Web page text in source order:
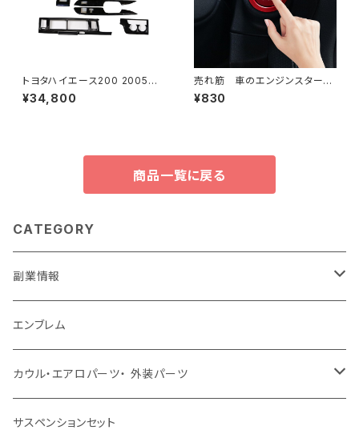
トヨタハイエース200 2005～2
013 右ハンドル用 インサイドパ
ネル グロスブラックスタイル 車
¥34,800
売れ筋 車のエンジンスタート
ストップスイッチ 保護装飾ステッ
カー スバルインプレッサ WRX
¥830
商品一覧に戻る
CATEGORY
副業情報
せどり
古着系
コンテンツビジネス
エンブレム
カウル・エアロパーツ・ 外装パーツ
ホンダ
サスペンションセット